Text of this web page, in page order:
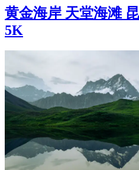
黄金海岸 天堂海滩
5K